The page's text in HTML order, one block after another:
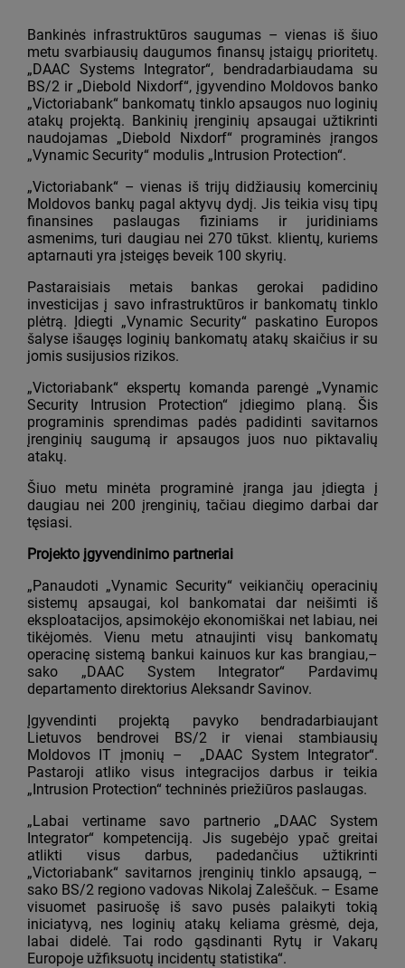
Bankinės infrastruktūros saugumas – vienas iš šiuo
metu svarbiausių daugumos finansų įstaigų prioritetų.
„DAAC Systems Integrator“, bendradarbiaudama su
BS/2 ir „Diebold Nixdorf“, įgyvendino Moldovos banko
„Victoriabank“ bankomatų tinklo apsaugos nuo loginių
atakų projektą. Bankinių įrenginių apsaugai užtikrinti
naudojamas „Diebold Nixdorf“ programinės įrangos
„Vynamic Security“ modulis „Intrusion Protection“.
„Victoriabank“ – vienas iš trijų didžiausių komercinių
Moldovos bankų pagal aktyvų dydį. Jis teikia visų tipų
finansines paslaugas fiziniams ir juridiniams
asmenims, turi daugiau nei 270 tūkst. klientų, kuriems
aptarnauti yra įsteigęs beveik 100 skyrių.
Pastaraisiais metais bankas gerokai padidino
investicijas į savo infrastruktūros ir bankomatų tinklo
plėtrą. Įdiegti „Vynamic Security“ paskatino Europos
šalyse išaugęs loginių bankomatų atakų skaičius ir su
jomis susijusios rizikos.
„Victoriabank“ ekspertų komanda parengė „Vynamic
Security Intrusion Protection“ įdiegimo planą. Šis
programinis sprendimas padės padidinti savitarnos
įrenginių saugumą ir apsaugos juos nuo piktavalių
atakų.
Šiuo metu minėta programinė įranga jau įdiegta į
daugiau nei 200 įrenginių, tačiau diegimo darbai dar
tęsiasi.
Projekto įgyvendinimo partneriai
„Panaudoti „Vynamic Security“ veikiančių operacinių
sistemų apsaugai, kol bankomatai dar neišimti iš
eksploatacijos, apsimokėjo ekonomiškai net labiau, nei
tikėjomės. Vienu metu atnaujinti visų bankomatų
operacinę sistemą bankui kainuos kur kas brangiau,–
sako „DAAC System Integrator“ Pardavimų
departamento direktorius Aleksandr Savinov.
Įgyvendinti projektą pavyko bendradarbiaujant
Lietuvos bendrovei BS/2 ir vienai stambiausių
Moldovos IT įmonių – „DAAC System Integrator“.
Pastaroji atliko visus integracijos darbus ir teikia
„Intrusion Protection“ techninės priežiūros paslaugas.
„Labai vertiname savo partnerio „DAAC System
Integrator“ kompetenciją. Jis sugebėjo ypač greitai
atlikti visus darbus, padedančius užtikrinti
„Victoriabank“ savitarnos įrenginių tinklo apsaugą, –
sako BS/2 regiono vadovas Nikolaj Zaleščuk. – Esame
visuomet pasiruošę iš savo pusės palaikyti tokią
iniciatyvą, nes loginių atakų keliama grėsmė, deja,
labai didelė. Tai rodo gąsdinanti Rytų ir Vakarų
Europoje užfiksuotų incidentų statistika“.